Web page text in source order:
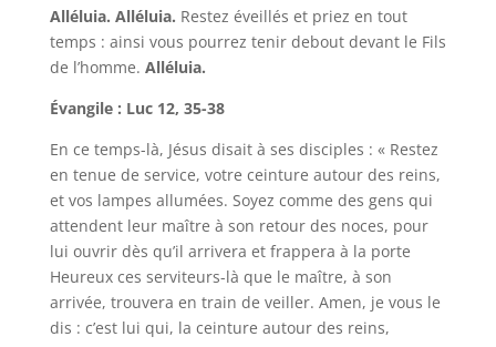
Alléluia. Alléluia. Restez éveillés et priez en tout
temps : ainsi vous pourrez tenir debout devant le Fils
de l’homme. Alléluia.
Évangile : Luc 12, 35-38
En ce temps-là, Jésus disait à ses disciples : « Restez
en tenue de service, votre ceinture autour des reins,
et vos lampes allumées. Soyez comme des gens qui
attendent leur maître à son retour des noces, pour
lui ouvrir dès qu’il arrivera et frappera à la porte
Heureux ces serviteurs-là que le maître, à son
arrivée, trouvera en train de veiller. Amen, je vous le
dis : c’est lui qui, la ceinture autour des reins,